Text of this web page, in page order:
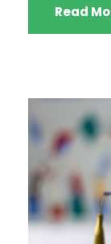
Read